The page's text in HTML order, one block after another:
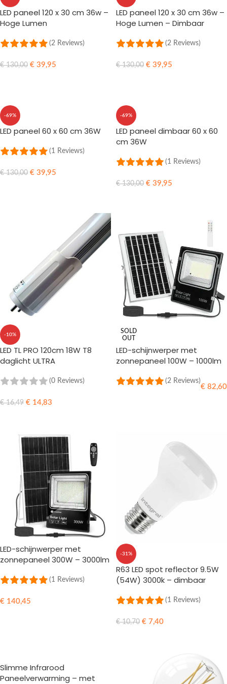
LED paneel 120 x 30 cm 36w –
Hoge Lumen
(2 Reviews)
€130,00 € 39,95
LED paneel 120 x 30 cm 36w –
Hoge Lumen – Dimbaar
(2 Reviews)
€130,00 € 39,95
-69%
LED paneel 60 x 60 cm 36W
(1 Reviews)
€130,00 € 39,95
-69%
LED paneel dimbaar 60 x 60
cm 36W
(1 Reviews)
€130,00 € 39,95
-10%
LED TL PRO 120cm 18W T8
daglicht ULTRA
(0 Reviews)
€16,49 € 14,83
SOLD
OUT
LED-schijnwerper met
zonnepaneel 100W – 1000lm
(2 Reviews)
€ 82,60
LED-schijnwerper met
zonnepaneel 300W – 3000lm
(1 Reviews)
€ 140,45
-31%
R63 LED spot reflector 9.5W
(54W) 3000k – dimbaar
(1 Reviews)
€10,70 € 7,40
Slimme Infrarood
Paneelverwarming – met